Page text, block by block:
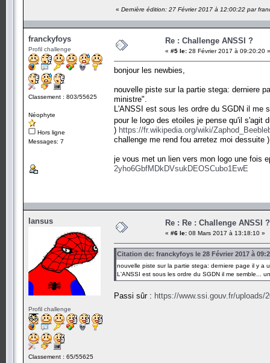
« Dernière édition: 27 Février 2017 à 12:00:22 par
franckyfoys
Profil challenge
Classement : 803/55625
Néophyte
Hors ligne
Messages: 7
Re : Challenge ANSSI ?
« #5 le: 28 Février 2017 à 09:20:20 »
bonjour les newbies,
nouvelle piste sur la partie stega: derniere
ministre".
L'ANSSI est sous les ordre du SGDN il
pour le logo des etoiles je pense qu'il s'agit
) https://fr.wikipedia.org/wiki/
challenge me rend fou arretez moi dessuite
je vous met un lien vers mon logo une fois
2yho6GbfMDkDVsukDEOSCubo1EwE
Iansus
Profil challenge
Classement : 65/55625
Re : Re : Challenge ANSSI ?
« #6 le: 08 Mars 2017 à 13:18:10 »
Citation de: franckyfoys le 28 Février 2017 à
nouvelle piste sur la partie stega: derniere page il y a
L'ANSSI est sous les ordre du SGDN il me semble...
Passi sûr : https://www.ssi.gouv.fr/uploads/